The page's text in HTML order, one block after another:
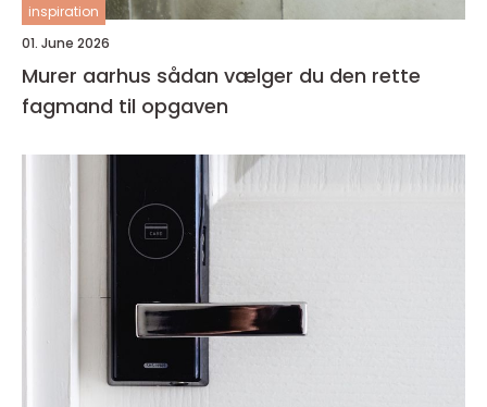
inspiration
01. June 2026
Murer aarhus sådan vælger du den rette
fagmand til opgaven